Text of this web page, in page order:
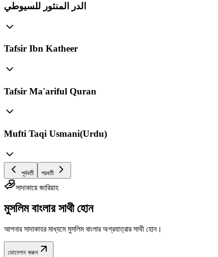
الدر المنثور للسيوطي
Tafsir Ibn Katheer
Tafsir Ma'ariful Quran
Mufti Taqi Usmani(Urdu)
পূর্ববর্তী পরবর্তী
সাদাকায়ে জারিয়াহ
মুসলিম বাংলার সাথী হোন
আপনার সাদাকাহর মাধ্যমে মুসলিম বাংলার অগ্রযাত্রার সাথী হোন।
ডোনেশন করুন